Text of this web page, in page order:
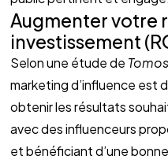
Augmenter votre
investissement
Selon une étude de
marketing d’influence est
obtenir les résultats
avec des influenceurs
et bénéficiant d’une